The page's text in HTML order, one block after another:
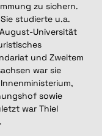
zu sichern.
studierte u.a.
Universität
und Zweitem
war sie
sowie
war Thiel